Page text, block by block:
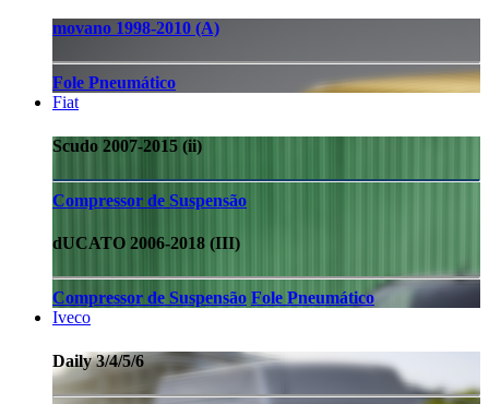
movano 1998-2010 (A)
Fole Pneumático
Fiat
Scudo 2007-2015 (ii)
Compressor de Suspensão
dUCATO 2006-2018 (III)
Compressor de Suspensão Fole Pneumático
Iveco
Daily 3/4/5/6